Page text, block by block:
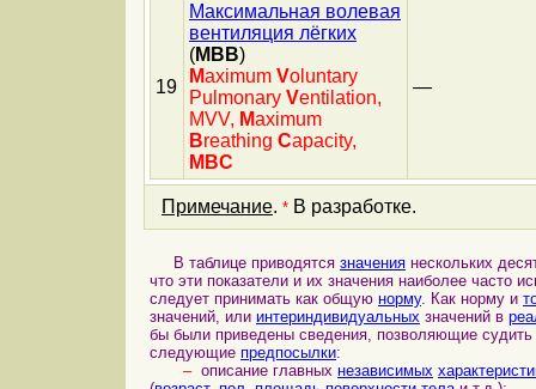
19
Максимальная волевая
вентиляция лёгких
(МВВ)
Maximum Voluntary
Pulmonary Ventilation,
MVV, Maximum
Breathing Capacity,
MBC
—
Примечание. * В разработке.
В таблице приводятся значения нескольких
что эти показатели и их значения наиболее часто
следует принимать как общую норму. Как норму и
значений, или интериндивидуальных значений в
бы были приведены сведения, позволяющие
следующие предпосылки:
–описание главных независимых